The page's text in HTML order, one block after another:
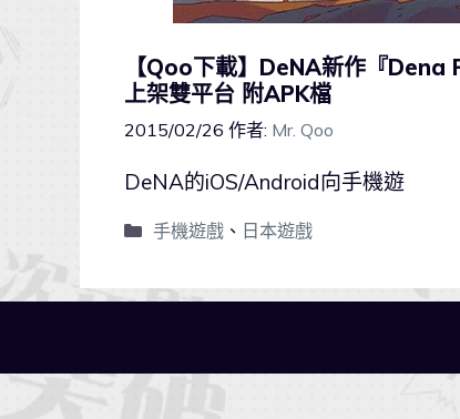
【Qoo下載】DeNA新作『
上架雙平台 附APK檔
2015/02/26 作者: Mr. Qoo
DeNA的iOS/Android向手機遊
手機遊戲、 日本遊戲